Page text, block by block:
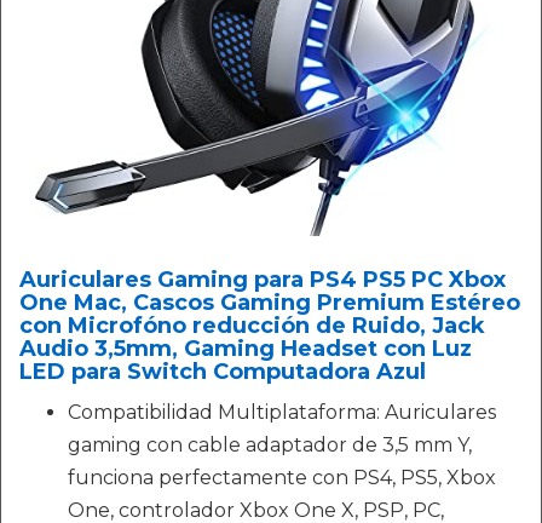
Auriculares Gaming para PS4 PS5 PC Xbox
One Mac, Cascos Gaming Premium Estéreo
con Microfóno reducción de Ruido, Jack
Audio 3,5mm, Gaming Headset con Luz
LED para Switch Computadora Azul
Compatibilidad Multiplataforma: Auriculares
gaming con cable adaptador de 3,5 mm Y,
funciona perfectamente con PS4, PS5, Xbox
One, controlador Xbox One X, PSP, PC,